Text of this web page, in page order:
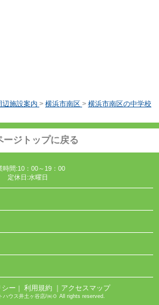
辺施設案内 > 横浜市南区 > 横浜市南区の中学校
ージトップに戻る
時間:10：00～19：00
定休日:水曜日
シー ｜ 利用規約 ｜アクセスマップ
ハウス井土ヶ谷店/㈱０ All rights reserved.